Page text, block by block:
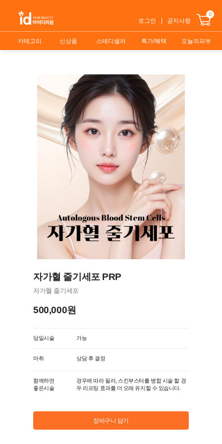
로그인 공지사항
카테고리 신상품 스테디셀러 특가/혜택 오늘의피부
0
자가혈 줄기세포 PRP
자가혈 줄기세포
500,000원
당일시술 가능
마취 상담 후 결정
함께하면
좋은시술
경우에 따라 필러, 스킨부스터를 병합 시술 할 경
우 리프팅 효과를 더 오래 유지할 수 있습니다.
장바구니 담기